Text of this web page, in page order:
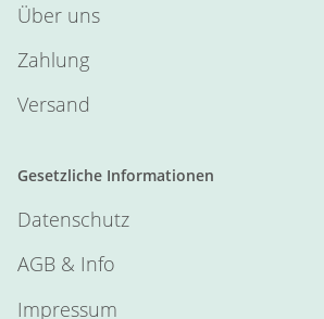
Über uns
Zahlung
Versand
Gesetzliche Informationen
Datenschutz
AGB & Info
Impressum